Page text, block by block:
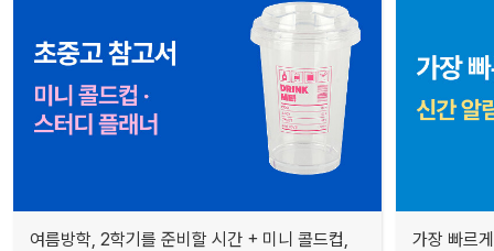
여름방학, 2학기를 준비할 시간 + 미니 콜드컵,
가장 빠르